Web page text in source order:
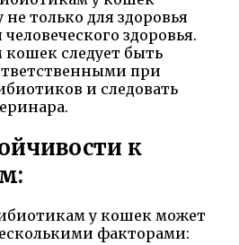
не только для здоровья
здоровья.
кошек следует быть
при
и следовать
к
у кошек может
факторами: